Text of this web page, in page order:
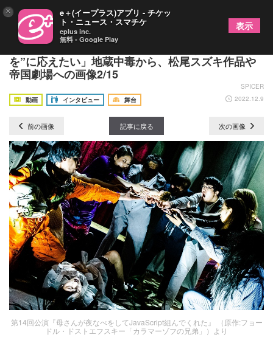
注目の俳優・東野良平に迫る！「“あなたにこの役
を”に応えたい」地蔵中毒から、松尾スズキ作品や
帝国劇場への画像2/15
SPICER
動画
インタビュー 舞台 2022.12.9
前の画像 記事に戻る 次の画像
第14回公演『母さんが夜なべをしてJavaScript組んでくれた』 （原作:フョー
ドル・ドストエフスキー「カラマーゾフの兄弟」）より
× e＋(イープラス)アプリ - チケッ
ト・ニュース・スマチケ
eplus inc.
無料 - Google Play
表示